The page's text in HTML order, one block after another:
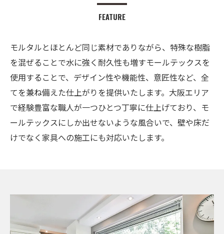
FEATURE
モルタルとほとんど同じ素材でありながら、特殊な樹脂
を混ぜることで水に強く耐久性も増すモールテックスを
使用することで、デザイン性や機能性、意匠性など、全
てを兼ね備えた仕上がりを提供いたします。大阪エリア
で経験豊富な職人が一つひとつ丁寧に仕上げており、モ
ールテックスにしか出せないような風合いで、壁や床だ
けでなく家具への施工にも対応いたします。